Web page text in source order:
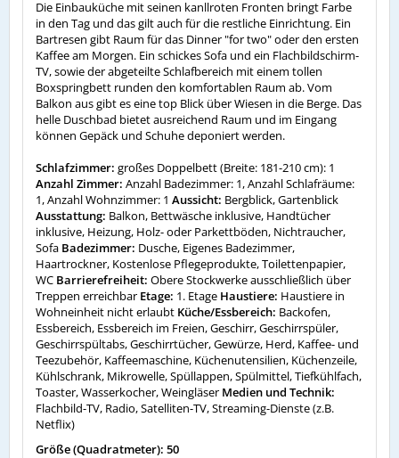
Die Einbauküche mit seinen kanllroten Fronten bringt Farbe
in den Tag und das gilt auch für die restliche Einrichtung. Ein
Bartresen gibt Raum für das Dinner "for two" oder den ersten
Kaffee am Morgen. Ein schickes Sofa und ein Flachbildschirm-
TV, sowie der abgeteilte Schlafbereich mit einem tollen
Boxspringbett runden den komfortablen Raum ab. Vom
Balkon aus gibt es eine top Blick über Wiesen in die Berge. Das
helle Duschbad bietet ausreichend Raum und im Eingang
können Gepäck und Schuhe deponiert werden.
Schlafzimmer: großes Doppelbett (Breite: 181-210 cm): 1
Anzahl Zimmer: Anzahl Badezimmer: 1, Anzahl Schlafräume:
1, Anzahl Wohnzimmer: 1 Aussicht: Bergblick, Gartenblick
Ausstattung: Balkon, Bettwäsche inklusive, Handtücher
inklusive, Heizung, Holz- oder Parkettböden, Nichtraucher,
Sofa Badezimmer: Dusche, Eigenes Badezimmer,
Haartrockner, Kostenlose Pflegeprodukte, Toilettenpapier,
WC Barrierefreiheit: Obere Stockwerke ausschließlich über
Treppen erreichbar Etage: 1. Etage Haustiere: Haustiere in
Wohneinheit nicht erlaubt Küche/Essbereich: Backofen,
Essbereich, Essbereich im Freien, Geschirr, Geschirrspüler,
Geschirrspültabs, Geschirrtücher, Gewürze, Herd, Kaffee- und
Teezubehör, Kaffeemaschine, Küchenutensilien, Küchenzeile,
Kühlschrank, Mikrowelle, Spüllappen, Spülmittel, Tiefkühlfach,
Toaster, Wasserkocher, Weingläser Medien und Technik:
Flachbild-TV, Radio, Satelliten-TV, Streaming-Dienste (z.B.
Netflix)
Größe (Quadratmeter): 50